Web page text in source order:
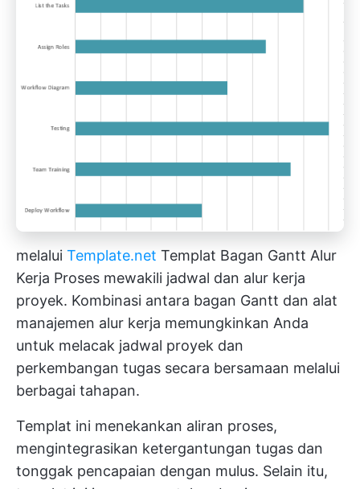
melalui Template.net Templat Bagan Gantt Alur
Kerja Proses mewakili jadwal dan alur kerja
proyek. Kombinasi antara bagan Gantt dan alat
manajemen alur kerja memungkinkan Anda
untuk melacak jadwal proyek dan
perkembangan tugas secara bersamaan melalui
berbagai tahapan.
Templat ini menekankan aliran proses,
mengintegrasikan ketergantungan tugas dan
tonggak pencapaian dengan mulus. Selain itu,